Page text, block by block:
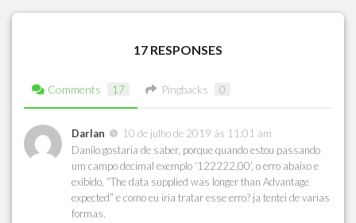
17 RESPONSES
Comments 17 Pingbacks 0
Darlan
10 de julho de 2019 às 11:01 am
Danilo gostaria de saber, porque quando estou passando
um campo decimal exemplo ‘122222,00’, o erro abaixo e
exibido, “The data supplied was longer than Advantage
expected” e como eu iria tratar esse erro? ja tentei de varias
formas.